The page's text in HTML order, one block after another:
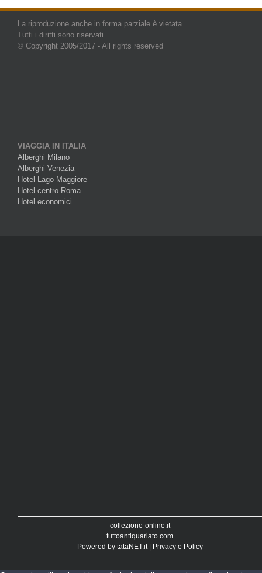
La riproduzione anche in forma parziale è vietata.
Tutti i diritti sono riservati
© Copyright 2005/2017 - All rights reserved
VIAGGIA IN ITALIA
Alberghi Milano
Alberghi Venezia
Hotel Lago Maggiore
Hotel centro Roma
Hotel economici
collezione-online.it
tuttoantiquariato.com
Powered by tataNET.it| Privacy e Policy